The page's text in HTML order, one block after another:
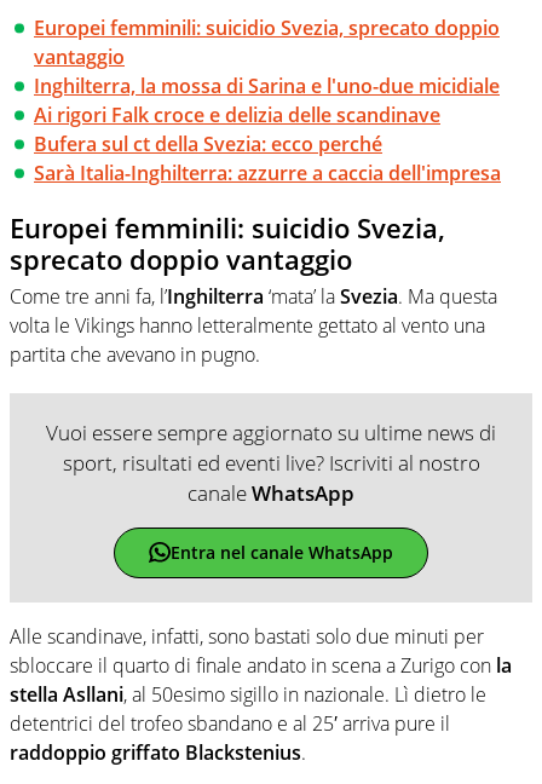
Europei femminili: suicidio Svezia, sprecato doppio
vantaggio
Inghilterra, la mossa di Sarina e l'uno-due micidiale
Ai rigori Falk croce e delizia delle scandinave
Bufera sul ct della Svezia: ecco perché
Sarà Italia-Inghilterra: azzurre a caccia dell'impresa
Europei femminili: suicidio Svezia,
sprecato doppio vantaggio
Come tre anni fa, l’Inghilterra ‘mata’ laSvezia. Ma questa
volta le Vikings hanno letteralmente gettato al vento una
partita che avevano in pugno.
Vuoi essere sempre aggiornato su ultime news di
sport, risultati ed eventi live? Iscriviti al nostro
canaleWhatsApp
Entra nel canale WhatsApp
Alle scandinave, infatti, sono bastati solo due minuti per
sbloccare il quarto di finale andato in scena a Zurigo con la
stella Asllani, al 50esimo sigillo in nazionale. Lì dietro le
detentrici del trofeo sbandano e al 25′ arriva pure il
raddoppio griffato Blackstenius.